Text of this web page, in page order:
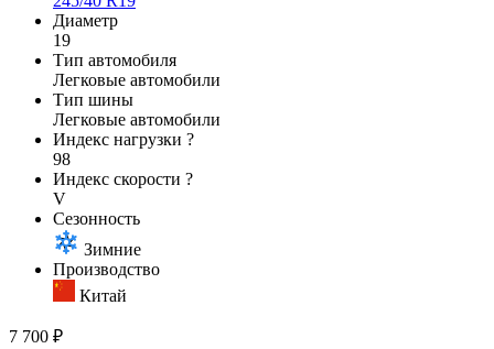
Диаметр
19
Тип автомобиля
Легковые автомобили
Тип шины
Легковые автомобили
Индекс нагрузки ?
98
Индекс скорости ?
V
Сезонность
Зимние
Производство
Китай
7 700 ₽